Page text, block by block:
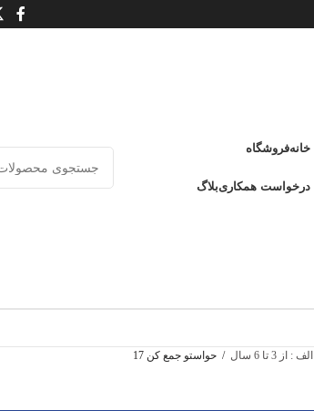
خانهفروشگاه
درخواست همکاریبلاگ
الف : از 3 تا 6 سال / حواستو جمع کن 17